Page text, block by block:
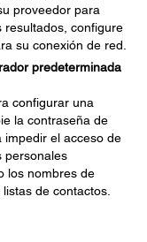
proveedor para
resultados, configure
su conexión de red.
predeterminada
configurar una
la contraseña de
el acceso de
personales
los nombres de
de contactos.